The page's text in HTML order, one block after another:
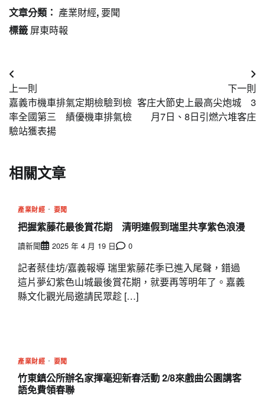
文章分類： 產業財經,要聞
標籤 屏東時報
文
章
導
覽
上一則
嘉義市機車排氣定期檢驗到檢
率全國第三 績優機車排氣檢
驗站獲表揚
下一則
客庄大節史上最高尖炮城 3
月7日、8日引燃六堆客庄
相關文章
產業財經 要聞
把握紫藤花最後賞花期 清明連假到瑞里共享紫色浪漫
讀新聞 2025 年 4 月 19 日 0
記者蔡佳坊/嘉義報導 瑞里紫藤花季已進入尾聲，錯過
這片夢幻紫色山城最後賞花期，就要再等明年了。嘉義
縣文化觀光局邀請民眾趁 […]
產業財經 要聞
竹東鎮公所辦名家揮毫迎新春活動 2/8來戲曲公園講客
語免費領春聯